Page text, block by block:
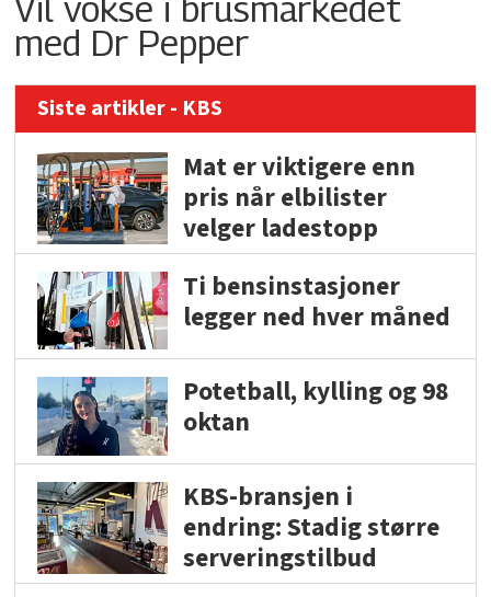
Vil vokse i brusmarkedet
med Dr Pepper
Siste artikler - KBS
Mat er viktigere enn
pris når elbilister
velger ladestopp
Ti bensinstasjoner
legger ned hver måned
Potetball, kylling og 98
oktan
KBS-bransjen i
endring: Stadig større
serveringstilbud